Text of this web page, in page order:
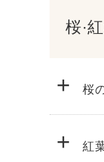
桜·
+ 桜
+ 紅